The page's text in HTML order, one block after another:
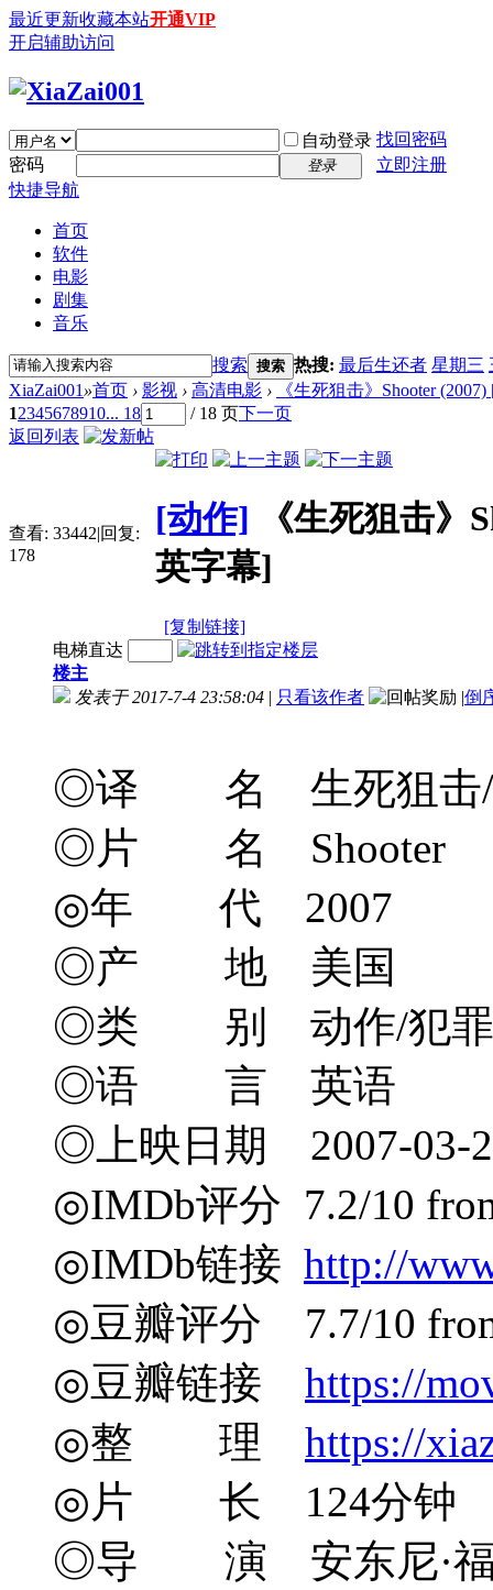
最近更新收藏本站开通VIP
开启辅助访问
自动登录 找回密码
密码
登录
立即注册
快捷导航
首页
软件
电影
剧集
音乐
搜索 搜索 热搜: 最后生还者 星期三
XiaZai001 »首页 › 影视 › 高清电影 ›
《生死狙击》Shooter
12345678910... 18 / 18 页下一页
返回列表
查看: 33442|回复:
178
[动作]
《生死狙击》
英字幕]
[复制链接]
电梯直达
楼主
发表于 2017-7-4 23:58:04 | 只看该作者 |倒
◎译 名 生死狙击/狙
◎片 名 Shooter
◎年 代 2007
◎产 地 美国
◎类 别 动作/犯罪/
◎语 言 英语
◎上映日期 2007-03-
◎IMDb评分 7.2/10
◎IMDb链接 http://
◎豆瓣评分 7.7/10
◎豆瓣链接 https://
◎整 理 https://
◎片 长 124分钟
◎导 演 安东尼·福